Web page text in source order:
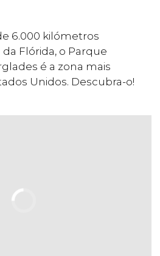
6.000 kilómetros
Flórida, o Parque
é a zona mais
Unidos. Descubra-o!